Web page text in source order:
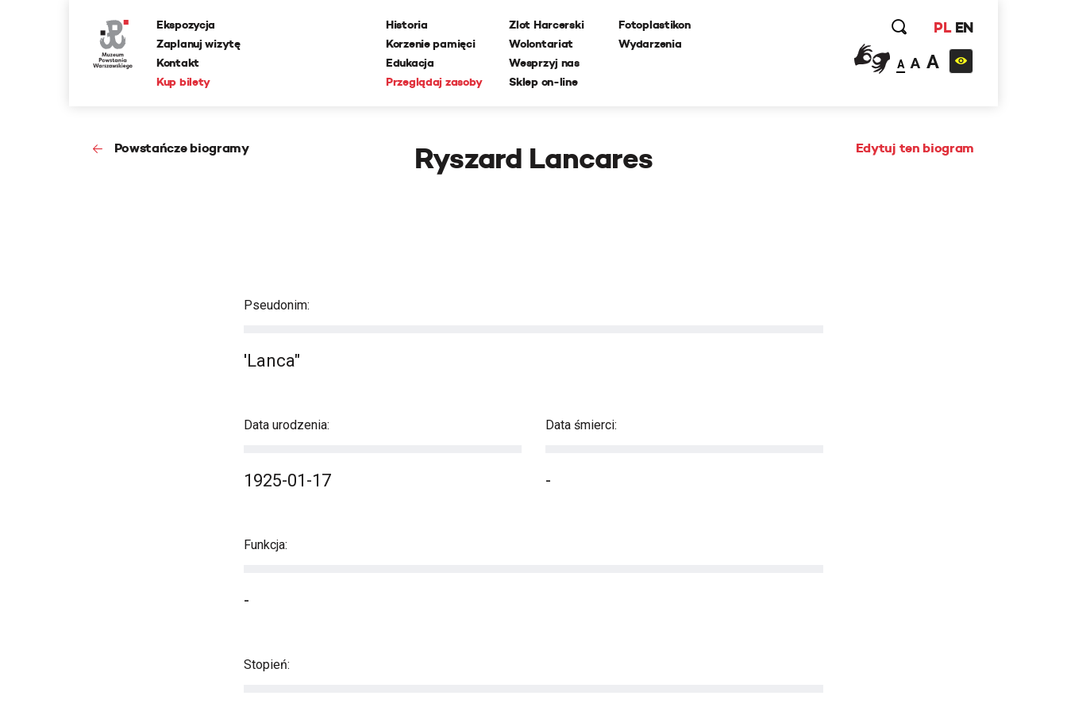
Ekspozycja
Zaplanuj wizytę
Kontakt
Kup bilety
Historia
Korzenie pamięci
Edukacja
Przeglądaj zasoby
Zlot Harcerski
Wolontariat
Wesprzyj nas
Sklep on-line
Fotoplastikon
Wydarzenia
PL EN
A A A
Powstańcze biogramy Edytuj ten biogram
Ryszard Lancares
Pseudonim:
'Lanca"
Data urodzenia:
1925-01-17
Data śmierci:
-
Funkcja:
-
Stopień: